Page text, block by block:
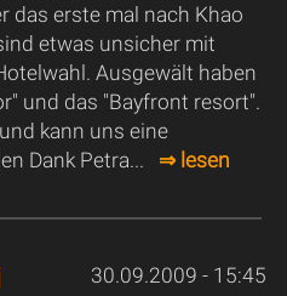
das erste mal nach Khao
etwas unsicher mit
Ausgewält haben
und das "Bayfront resort".
kann uns eine
Dank Petra... ⇒ lesen
30.09.2009 - 15:45